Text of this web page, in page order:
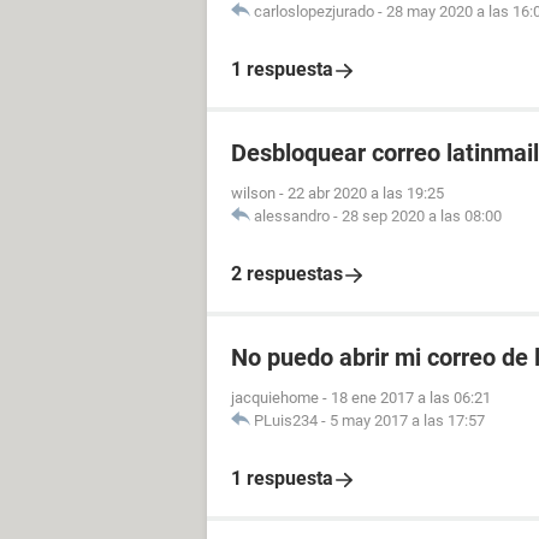
carloslopezjurado - 28 may 2020 a las
1 respuesta
Desbloquear correo latinmail
wilson - 22 abr 2020 a las 19:25
alessandro - 28 sep 2020 a las 08:00
2 respuestas
No puedo abrir mi correo de
jacquiehome - 18 ene 2017 a las 06:21
PLuis234 - 5 may 2017 a las 17:57
1 respuesta